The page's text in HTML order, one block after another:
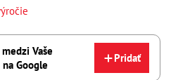
medzi Vaše
Google
Pridať